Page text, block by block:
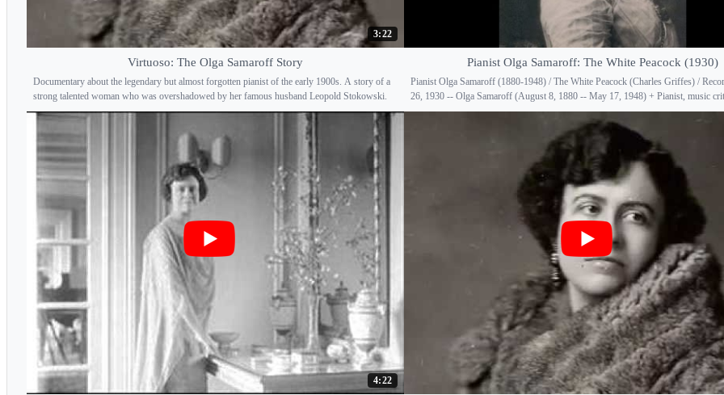
3:22
Virtuoso: The Olga Samaroff Story
Documentary about the legendary but almost forgotten pianist of the early 1900s. A story of a
strong talented woman who was overshadowed by her famous husband Leopold Stokowski.
Pianist Olga Samaroff: The White Peacock (1930)
Pianist Olga Samaroff (1880-1948) / The White Peacock (Charles Griffes) /
26, 1930 -- Olga Samaroff (August 8, 1880 -- May 17, 1948) + Pianist, music
4:22